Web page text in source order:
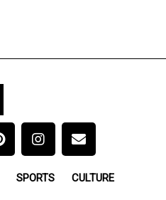
SPORTS CULTURE